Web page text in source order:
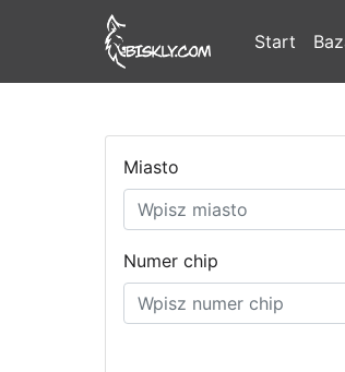
Start
Miasto
Numer chip